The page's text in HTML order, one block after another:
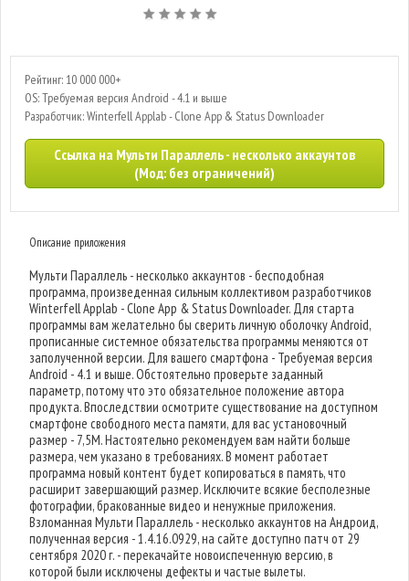
Рейтинг: 10 000 000+
OS: Требуемая версия Android - 4.1 и выше
Разработчик: Winterfell Applab - Clone App & Status Downloader
Ссылка на Мульти Параллель - несколько аккаунтов
(Мод: без ограничений)
Описание приложения
Мульти Параллель - несколько аккаунтов - бесподобная
программа, произведенная сильным коллективом разработчиков
Winterfell Applab - Clone App & Status Downloader. Для старта
программы вам желательно бы сверить личную оболочку Android,
прописанные системное обязательства программы меняются от
заполученной версии. Для вашего смартфона - Требуемая версия
Android - 4.1 и выше. Обстоятельно проверьте заданный
параметр, потому что это обязательное положение автора
продукта. Впоследствии осмотрите существование на доступном
смартфоне свободного места памяти, для вас установочный
размер - 7,5M. Настоятельно рекомендуем вам найти больше
размера, чем указано в требованиях. В момент работает
программа новый контент будет копироваться в память, что
расширит завершающий размер. Исключите всякие бесполезные
фотографии, бракованные видео и ненужные приложения.
Взломанная Мульти Параллель - несколько аккаунтов на Андроид,
полученная версия - 1.4.16.0929, на сайте доступно патч от 29
сентября 2020 г. - перекачайте новоиспеченную версию, в
которой были исключены дефекты и частые вылеты.